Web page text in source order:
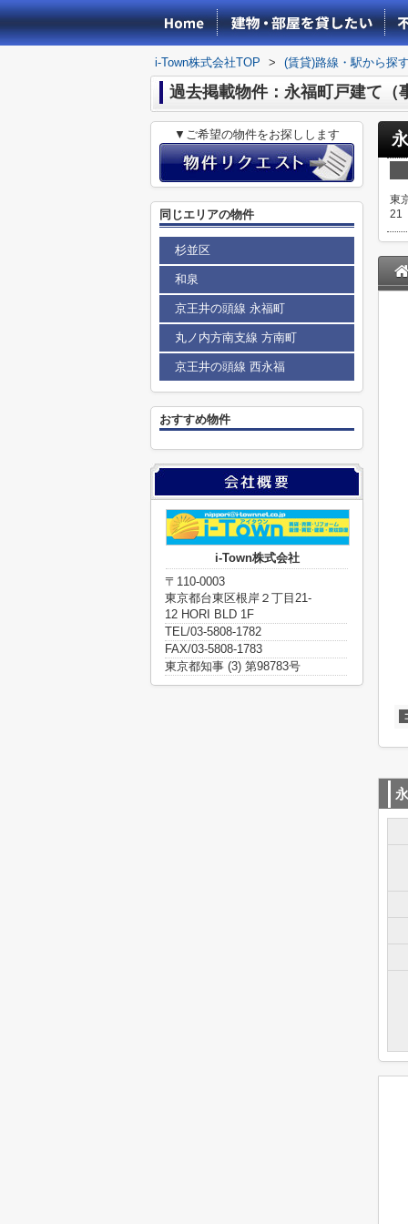
i-Town株式会社TOP > (賃貸)路線・駅から探
過去掲載物件：永福町戸建て（
東
21
▼ご希望の物件をお探しします
同じエリアの物件
杉並区
和泉
京王井の頭線 永福町
丸ノ内方南支線 方南町
京王井の頭線 西永福
おすすめ物件
i-Town株式会社
〒110-0003
東京都台東区根岸２丁目21-
12 HORI BLD 1F
TEL/03-5808-1782
FAX/03-5808-1783
東京都知事 (3) 第98783号